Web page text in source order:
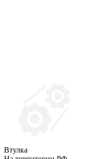
Втулка